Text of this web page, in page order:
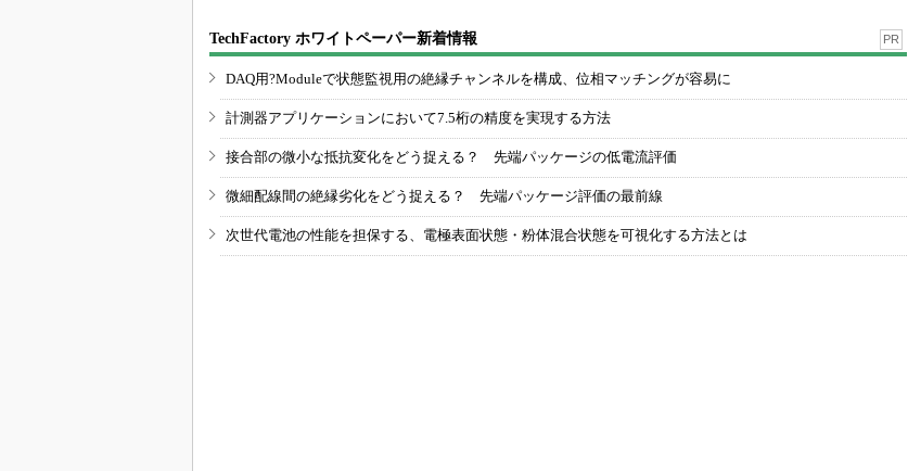
TechFactory ホワイトペーパー新着情報 PR
DAQ用?Moduleで状態監視用の絶縁チャンネルを構成、位相マッチングが容易に
計測器アプリケーションにおいて7.5桁の精度を実現する方法
接合部の微小な抵抗変化をどう捉える？ 先端パッケージの低電流評価
微細配線間の絶縁劣化をどう捉える？ 先端パッケージ評価の最前線
次世代電池の性能を担保する、電極表面状態・粉体混合状態を可視化する方法とは